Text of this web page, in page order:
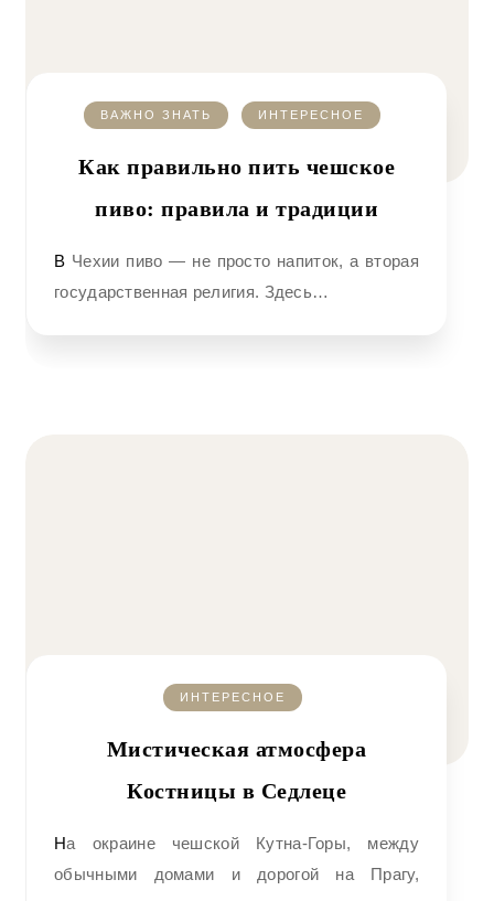
ВАЖНО ЗНАТЬ ИНТЕРЕСНОЕ
Как правильно пить чешское
пиво: правила и традиции
В Чехии пиво — не просто напиток, а вторая
государственная религия. Здесь…
ИНТЕРЕСНОЕ
Мистическая атмосфера
Костницы в Седлеце
На окраине чешской Кутна-Горы, между
обычными домами и дорогой на Прагу,